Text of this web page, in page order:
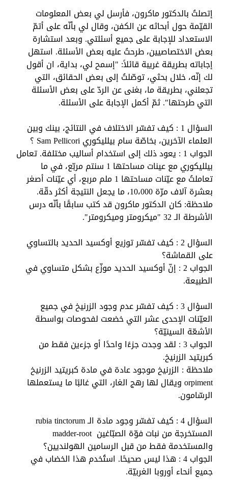
إتصلتُ بالدكتور ماكرون، فأرسل لي بعض المعلومات
القيّمة حول أبحاثه عن الكفن، وقال لي بأنّه على أتمّ
الاستعداد للإجابة على جميع أسئلتي. وبعد استشارة
بعض الاختصاصيين، طرحتُ عليه بعض الأسئلة. استهل
إجاباته بطريقة غريبة قائلاً: "إسمح لي، بداية، ان أقول
لك إنّه، خلال بحثي، توصّلتُ إلى بعض الحقائق، التي
تجعلني، بطريقة ما، بغنى عن الردّ على بعض الأسئلة
التي طرحتها". ثمّ أكمل الإجابة على الأسئلة.
السؤال 1 : كيف تفسّر الاختلاف في النتائج، بينك وبين
العلماء الآخرين، بخاصّة سام بيلليكوريSam Pellicori ؟
الجواب 1 : يعود ذلك إلى استخدام أساليب مختلفة. تعامل
بيلليكوري مع عينات مساحتها 1 سنتم مربّع، في ما
تعاملتُ مع عيّنات مساحتها 1 ملم مربع، أي عيّنات أصغر
بعشرة آلاف مرّة 10،000، ما يجعل النتيجة أكثر دقّة.
ملاحظة: كان الدكتور ماكرون قد كتب سابقًا بأنّه درس
الأشرطة الـ 32 "ميكرومتر وميكرومتر".
السؤال 2 : كيف تفسّر توزيع أوكسيد الحديد بالتساوي
على القماشة؟
الجواب 2 : إنّ أوكسيد الحديد موزّع بشكل متساوي في
الطبيعة.
السؤال 3 : كيف تفسّر عدم وجود الزرنيخ في جميع
العيّنات الإحدى عشر التي خضعت لفحوصات بواسطة
الأشعّة السينيّة؟
الجواب 3 : لقد وجدت جزءًا واحدًا أو جزءين فقط من
كبريتيد الزرنيخ.
ملاحظة : الزرنيخ موجود عادة في مادة كبريتيد الزرنيخ
orpimentويقال لها رهج الغار، التي غالبًا ما يستعملها
الرسّامون.
السؤال 4 : كيف تفسّر وجود مادة الـ
rubia tinctorum
المستخرجة من نبات فوّة الصبّاغينmadder-root
والمستخدمة فقط من قبل الرسامين الهولنديين؟
الجواب 4 : هذا ليس صحيحًا. استُخدم هذا الخضاب في
جميع أنحاء أوروبا الغربيّة.